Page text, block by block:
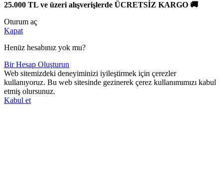
25.000 TL ve üzeri alışverişlerde ÜCRETSİZ KARGO 🚚
Oturum aç
Kapat
Henüz hesabınız yok mu?
Bir Hesap Oluşturun
Web sitemizdeki deneyiminizi iyileştirmek için çerezler
kullanıyoruz. Bu web sitesinde gezinerek çerez kullanımımızı kabul
etmiş olursunuz.
Kabul et